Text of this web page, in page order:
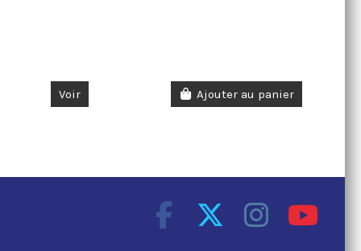
Voir Ajouter au panier